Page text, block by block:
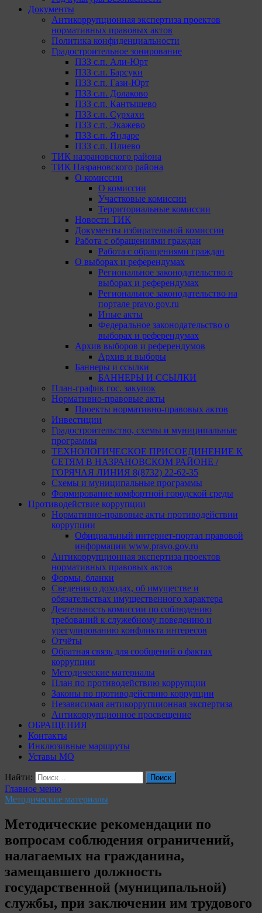
Документы
Антикоррупционная экспертиза проектов
нормативных правовых актов
Политика конфиденциальности
Градостроительное зонирование
ПЗЗ с.п. Али-Юрт
ПЗЗ с.п. Барсуки
ПЗЗ с.п. Гази-Юрт
ПЗЗ с.п. Долаково
ПЗЗ с.п. Кантышево
ПЗЗ с.п. Сурхахи
ПЗЗ с.п. Экажево
ПЗЗ с.п. Яндаре
ПЗЗ с.п. Плиево
ТИК назрановского района
ТИК Назрановского района
О комиссии
О комиссии
Участковые комиссии
Территориальные комиссии
Новости ТИК
Документы избирательной комиссии
Работа с обращениями граждан
Работа с обращениями граждан
О выборах и референдумах
Региональное законодательство о
выборах и референдумах
Региональное законодательство на
портале pravo.gov.ru
Иные акты
Федеральное законодательство о
выборах и референдумах
Архив выборов и референдумов
Архив и выборы
Баннеры и ссылки
БАННЕРЫ И ССЫЛКИ
План-график гос. закупок
Нормативно-правовые акты
Проекты нормативно-правовых актов
Инвестиции
Градостроительство, схемы и муниципальные
программы
ТЕХНОЛОГИЧЕСКОЕ ПРИСОЕДИНЕНИЕ К
СЕТЯМ В НАЗРАНОВСКОМ РАЙОНЕ /
ГОРЯЧАЯ ЛИНИЯ 8(8732) 22-62-35
Схемы и муниципальные программы
Формирование комфортной городской среды
Противодействие коррупции
Нормативно-правовые акты противодействии
коррупции
Официальный интернет-портал правовой
информации www.pravo.gov.ru
Антикоррупционная экспертиза проектов
нормативных правовых актов
Формы, бланки
Сведения о доходах, об имуществе и
обязательствах имущественного характера
Деятельность комиссии по соблюдению
требований к служебному поведению и
урегулированию конфликта интересов
Отчёты
Обратная связь для сообщений о фактах
коррупции
Методические материалы
План по противодействию коррупции
Законы по противодействию коррупции
Независимая антикоррупционная экспертиза
Антикоррупционное просвещение
ОБРАЩЕНИЯ
Контакты
Инклюзивные маршруты
Уставы МО
Найти:
Главное меню
Методические материалы
Методические рекомендации по
вопросам соблюдения ограничений,
налагаемых на гражданина,
замещавшего должность
государственной (муниципальной)
службы, при заключении им трудового